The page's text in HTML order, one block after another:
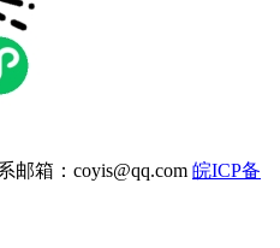
邮箱：coyis@qq.com 皖ICP备